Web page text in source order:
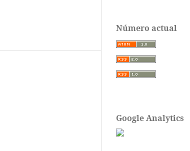
Número actual
Google Analytics